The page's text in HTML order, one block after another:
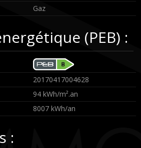
Gaz
(PEB) :
20170417004628
94 kWh/m².an
8007 kWh/an
: